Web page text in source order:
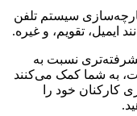
سیستم تلفن
ایمیل، تقویم، و غیره.
نسبت به
به شما کمک می‌کنند
کارکنان خود را